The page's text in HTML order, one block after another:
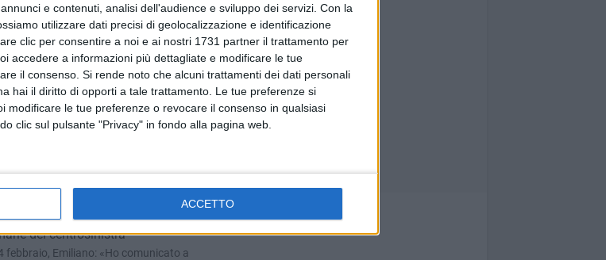
e contenuti, analisi dell'audience e sviluppo dei servizi. Con la
utilizzare dati precisi di geolocalizzazione e identificazione
clic per consentire a noi e ai nostri 1731 partner il trattamento per
accedere a informazioni più dettagliate e modificare le tue
il consenso. Si rende noto che alcuni trattamenti dei dati personali
hai il diritto di opporti a tale trattamento. Le tue preferenze si
modificare le tue preferenze o revocare il consenso in qualsiasi
clic sul pulsante "Privacy" in fondo alla pagina web.
ACCETTO
ambiente e opposizione alle
realtà politica della nostra regione
Conca (M5S): «Far finta di
della destra interviene
del centrosinistra
febbraio, Emiliano: «Ho comunicato a